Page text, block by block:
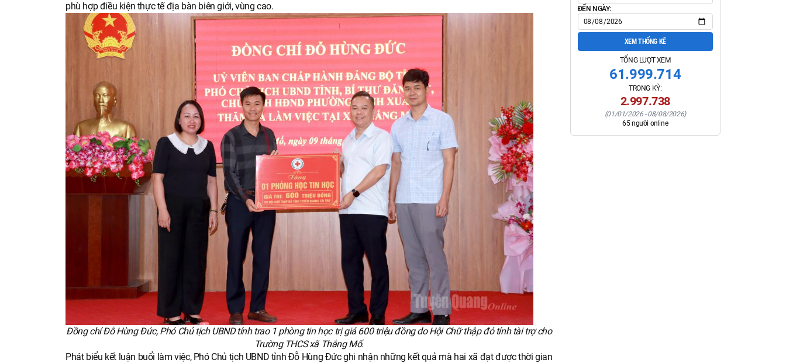
phù hợp điều kiện thực tế địa bàn biên giới, vùng cao.
Đồng chí Đỗ Hùng Đức, Phó Chủ tịch UBND tỉnh trao 1 phòng tin học trị giá 600 triệu đồng do Hội Chữ thập đỏ tỉnh tài trợ cho
Trường THCS xã Thắng Mố.
Phát biểu kết luận buổi làm việc, Phó Chủ tịch UBND tỉnh Đỗ Hùng Đức ghi nhận những kết quả mà hai xã đạt được thời gian
ĐẾN NGÀY:
XEM THỐNG KÊ
TỔNG LƯỢT XEM
61.999.714
TRONG KỲ:
2.997.738
(01/01/2026-08/08/2026)
65người online